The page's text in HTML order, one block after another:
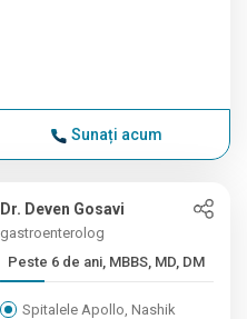
Sunați acum
Dr. Deven Gosavi
gastroenterolog
Peste 6 de ani, MBBS, MD, DM
Spitalele Apollo, Nashik